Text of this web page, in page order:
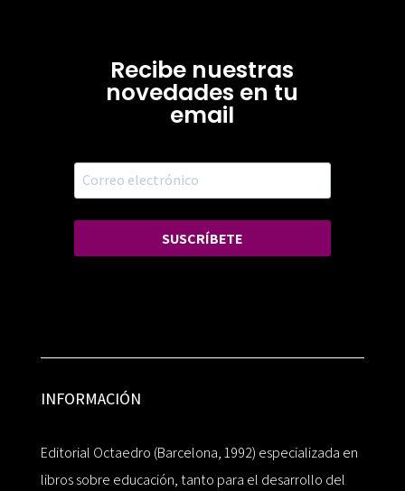
Recibe nuestras
novedades en tu
email
SUSCRÍBETE
INFORMACIÓN
Editorial Octaedro (Barcelona, 1992) especializada en
libros sobre educación, tanto para el desarrollo del